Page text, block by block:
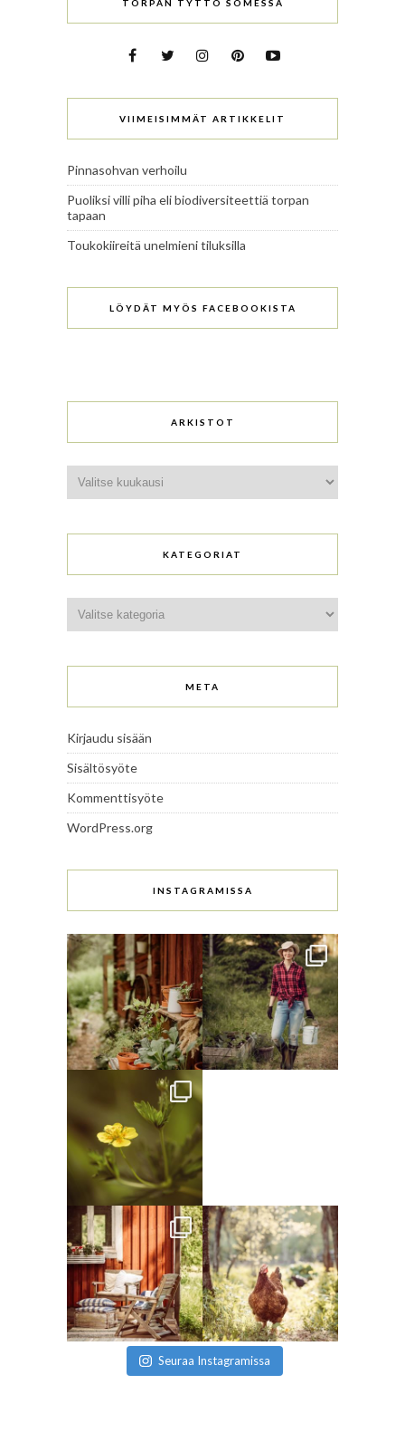
TORPAN TYTTÖ SOMESSA
VIIMEISIMMÄT ARTIKKELIT
Pinnasohvan verhoilu
Puoliksi villi piha eli biodiversiteettiä torpan
tapaan
Toukokiireitä unelmieni tiluksilla
LÖYDÄT MYÖS FACEBOOKISTA
ARKISTOT
KATEGORIAT
META
Kirjaudu sisään
Sisältösyöte
Kommenttisyöte
WordPress.org
INSTAGRAMISSA
Seuraa Instagramissa